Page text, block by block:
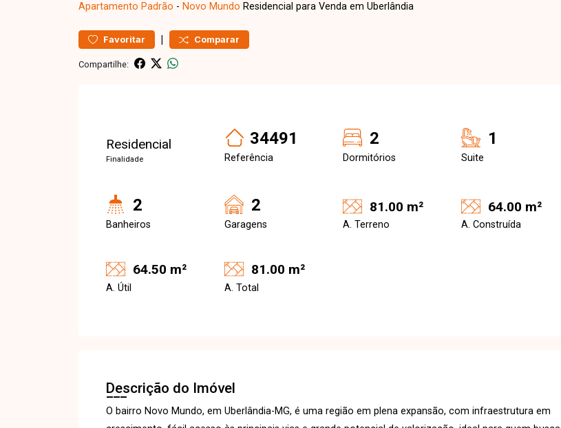
Apartamento Padrão - Novo Mundo Residencial para Venda em Uberlândia
Favoritar | Comparar
Compartilhe:
Residencial
Finalidade
34491
Referência
2
Dormitórios
1
Suite
2
Banheiros
2
Garagens
81.00 m²
A. Terreno
64.00 m²
A. Construída
64.50 m²
A. Útil
81.00 m²
A. Total
Descrição do Imóvel
O bairro Novo Mundo, em Uberlândia-MG, é uma região em plena expansão, com infraestrutura em